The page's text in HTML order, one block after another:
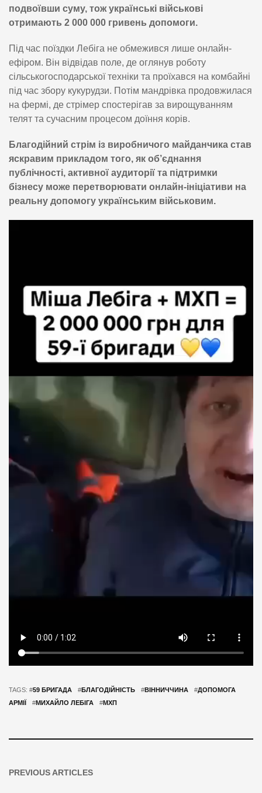
подвоївши суму, тож українські військові
отримають 2 000 000 гривень допомоги.
Під час поїздки Лебіга не обмежився лише онлайн-
ефіром. Він відвідав поле, де оглянув роботу
сільськогосподарської техніки та проїхався на комбайні
під час збору кукурудзи. Потім мандрівка продовжилася
на фермі, де стрімер спостерігав за вирощуванням
телят та сучасним процесом доїння корів.
Благодійний стрім із виробничого майданчика став
яскравим прикладом того, як об’єднання
публічності, активної аудиторії та підтримки
бізнесу може перетворювати онлайн-ініціативи на
реальну допомогу українським військовим.
TAGS: #59 БРИГАДА #БЛАГОДІЙНІСТЬ #ВІННИЧЧИНА #ДОПОМОГА
АРМІЇ
#МИХАЙЛО ЛЕБІГА #МХП
PREVIOUS ARTICLES